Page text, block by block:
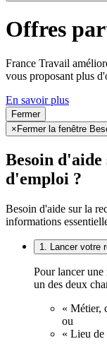
Offres
France Travail
vous proposant plus
En savoir plus
Fermer
× Fermer la fenêtre
Besoin
d'emploi ?
Besoin d'aide sur la
informations
1. Lancer votre
Pour lancer une
un des deux
« Métier,
ou
« Lieu de